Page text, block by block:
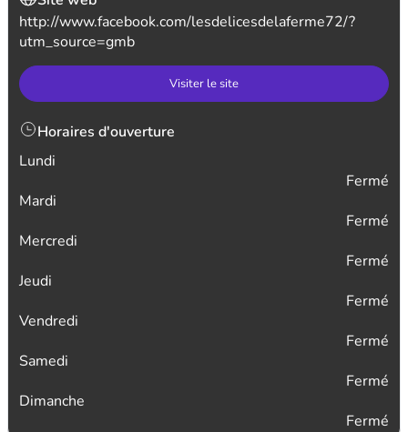
http://www.facebook.com/lesdelicesdelaferme72/?
utm_source=gmb
Visiter le site
Horaires d'ouverture
Lundi
Fermé
Mardi
Fermé
Mercredi
Fermé
Jeudi
Fermé
Vendredi
Fermé
Samedi
Fermé
Dimanche
Fermé